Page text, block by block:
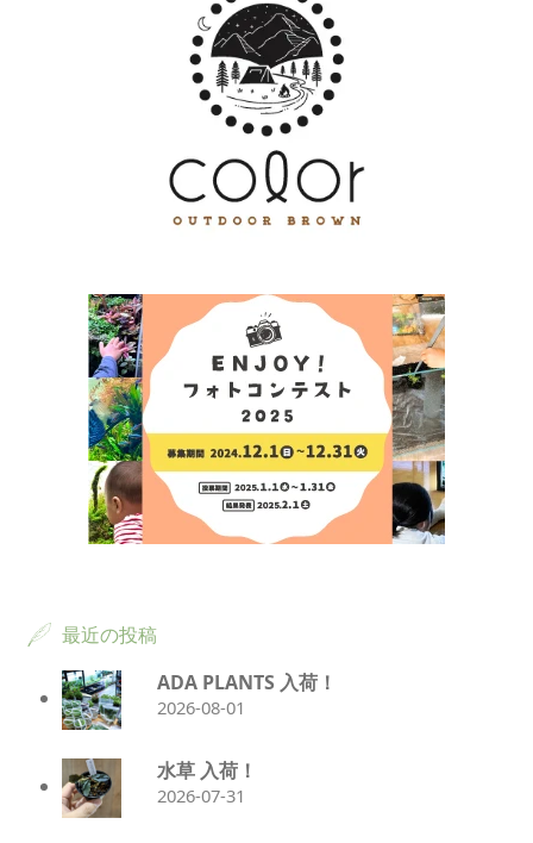
最近の投稿
ADA PLANTS 入荷！
2026-08-01
水草 入荷！
2026-07-31